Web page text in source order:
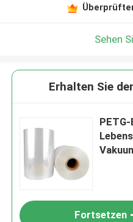
Sehen
Erhalten Sie
Fortsetzen